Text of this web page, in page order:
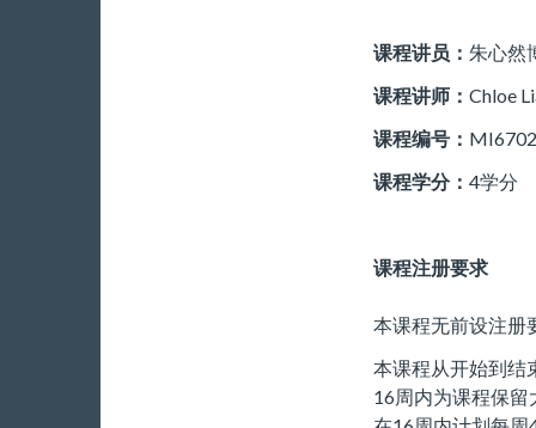
课程讲员： 朱心然
课程讲师： Chloe
课程编号：
课程学分： 4学分
课程注册要求
本课程无前设注册
本课程从开始到结
16周内为课程保留